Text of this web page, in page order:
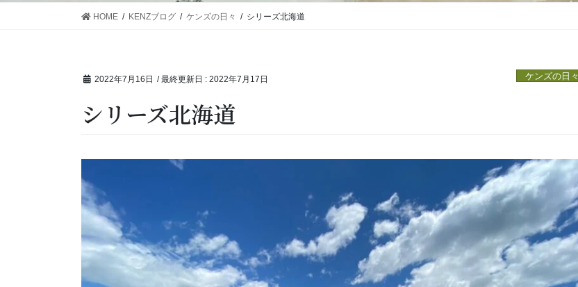
HOME KENZブログ ケンズの日々 シリーズ北海道
2022年7月16日 / 最終更新日 : 2022年7月17日 ケンズの日々
シリーズ北海道